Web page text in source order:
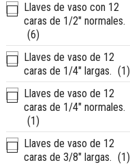
Llaves de vaso con 12
caras de 1/2" normales.
(6)
Llaves de vaso de 12
caras de 1/4" largas. (1)
Llaves de vaso de 12
caras de 1/4" normales.
(1)
Llaves de vaso de 12
caras de 3/8" largas. (1)